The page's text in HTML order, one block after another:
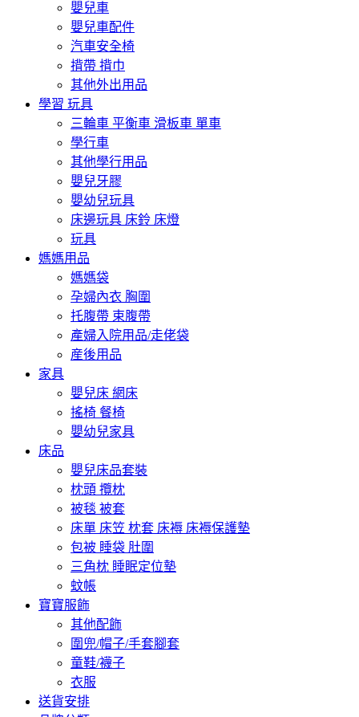
嬰兒車
嬰兒車配件
汽車安全椅
揹帶 揹巾
其他外出用品
學習 玩具
三輪車 平衡車 滑板車 單車
學行車
其他學行用品
嬰兒牙膠
嬰幼兒玩具
床邊玩具 床鈴 床燈
玩具
媽媽用品
媽媽袋
孕婦內衣 胸圍
托腹帶 束腹帶
產婦入院用品/走佬袋
産後用品
家具
嬰兒床 網床
搖椅 餐椅
嬰幼兒家具
床品
嬰兒床品套裝
枕頭 攬枕
被毯 被套
床單 床笠 枕套 床褥 床褥保護墊
包被 睡袋 肚圍
三角枕 睡眠定位墊
蚊帳
寶寶服飾
其他配飾
圍兜/帽子/手套腳套
童鞋/襪子
衣服
送貨安排